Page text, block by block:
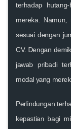
terhadap
mereka. Namun,
sesuai dengan
CV. Dengan
jawab pribadi
modal yang
Perlindungan
kepastian bagi